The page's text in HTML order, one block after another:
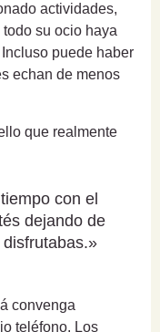
actividades,
su ocio haya
Incluso puede haber
echan de menos
que realmente
con el
dejando de
convenga
teléfono. Los